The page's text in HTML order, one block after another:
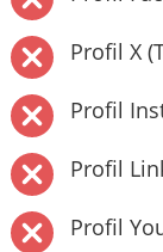
Profil X
Profil
Profil
Profil